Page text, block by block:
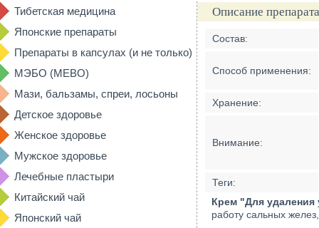
Тибетская медицина
Японские препараты
Препараты в капсулах (и не только)
МЭБО (MEBO)
Мази, бальзамы, спреи, лосьоны
Детское здоровье
Женское здоровье
Мужское здоровье
Лечебные пластыри
Китайский чай
Японский чай
Описание
Состав:
Способ применения:
Хранение:
Внимание:
Теги:
Крем "Для удаления
работу сальных